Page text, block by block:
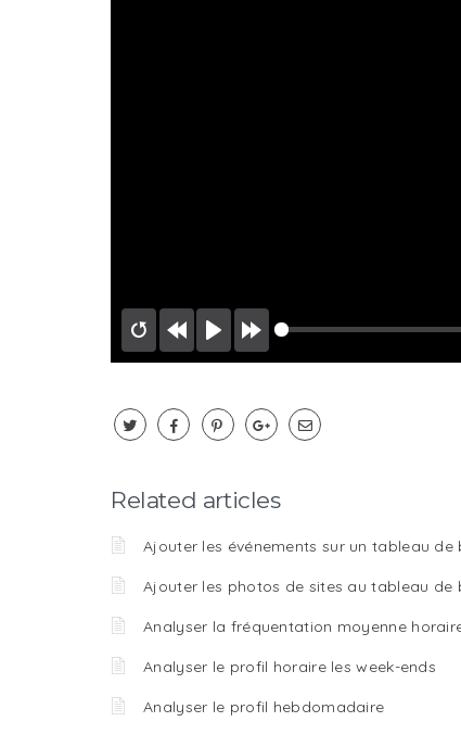
Related articles
Ajouter les événements sur un tableau de
Ajouter les photos de sites au tableau de
Analyser la fréquentation moyenne
Analyser le profil horaire les week-ends
Analyser le profil hebdomadaire